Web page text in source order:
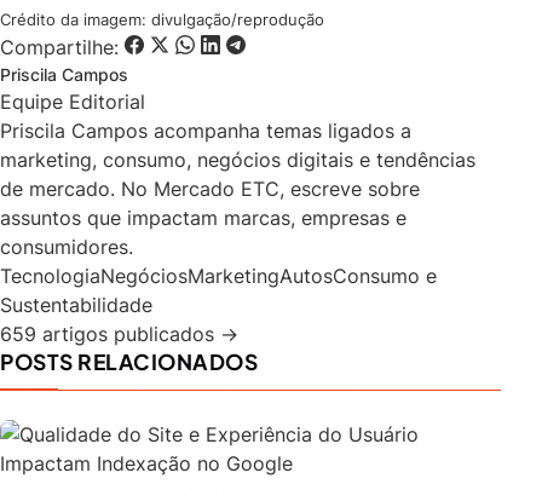
Crédito da imagem: divulgação/reprodução
Compartilhe:
Priscila Campos
Equipe Editorial
Priscila Campos acompanha temas ligados a
marketing, consumo, negócios digitais e tendências
de mercado. No Mercado ETC, escreve sobre
assuntos que impactam marcas, empresas e
consumidores.
TecnologiaNegóciosMarketingAutosConsumo e
Sustentabilidade
659 artigos publicados →
POSTS RELACIONADOS